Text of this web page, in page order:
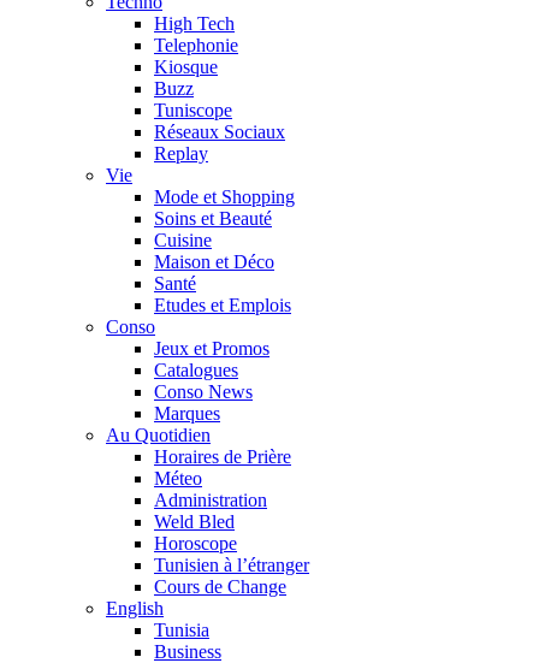
High Tech
Telephonie
Kiosque
Buzz
Tuniscope
Réseaux Sociaux
Replay
Vie
Mode et Shopping
Soins et Beauté
Cuisine
Maison et Déco
Santé
Etudes et Emplois
Conso
Jeux et Promos
Catalogues
Conso News
Marques
Au Quotidien
Horaires de Prière
Méteo
Administration
Weld Bled
Horoscope
Tunisien à l’étranger
Cours de Change
English
Tunisia
Business